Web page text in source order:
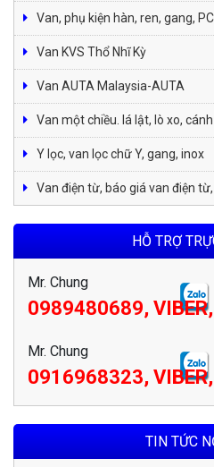
Van, phụ kiện hàn, ren, gang,
Van KVS Thổ Nhĩ Kỳ
Van AUTA Malaysia-AUTA
Van một chiều. lá lật, lò xo,
Y lọc, van lọc chữ Y, gang, inox
Van điện từ, báo giá van điện từ,
HỖ TRỢ
Mr. Chung
0989480689, VIBER,
Mr. Chung
0916968323, VIBER,
TIN TỨC